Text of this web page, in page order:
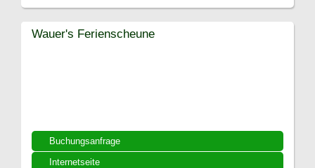
Buchungsanfrage
Internetseite
Wauer's Ferienscheune